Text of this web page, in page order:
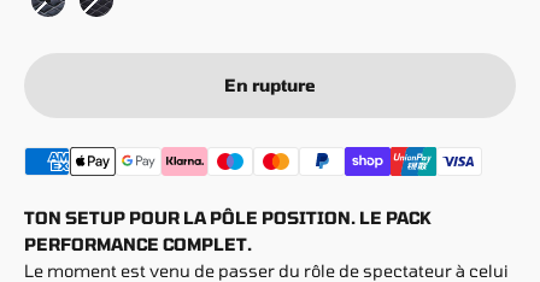
Look Fibre de Carbone Noir
Race Weave Anthracite
En rupture
TON SETUP POUR LA PÔLE POSITION. LE PACK
PERFORMANCE COMPLET.
Le moment est venu de passer du rôle de spectateur à celui